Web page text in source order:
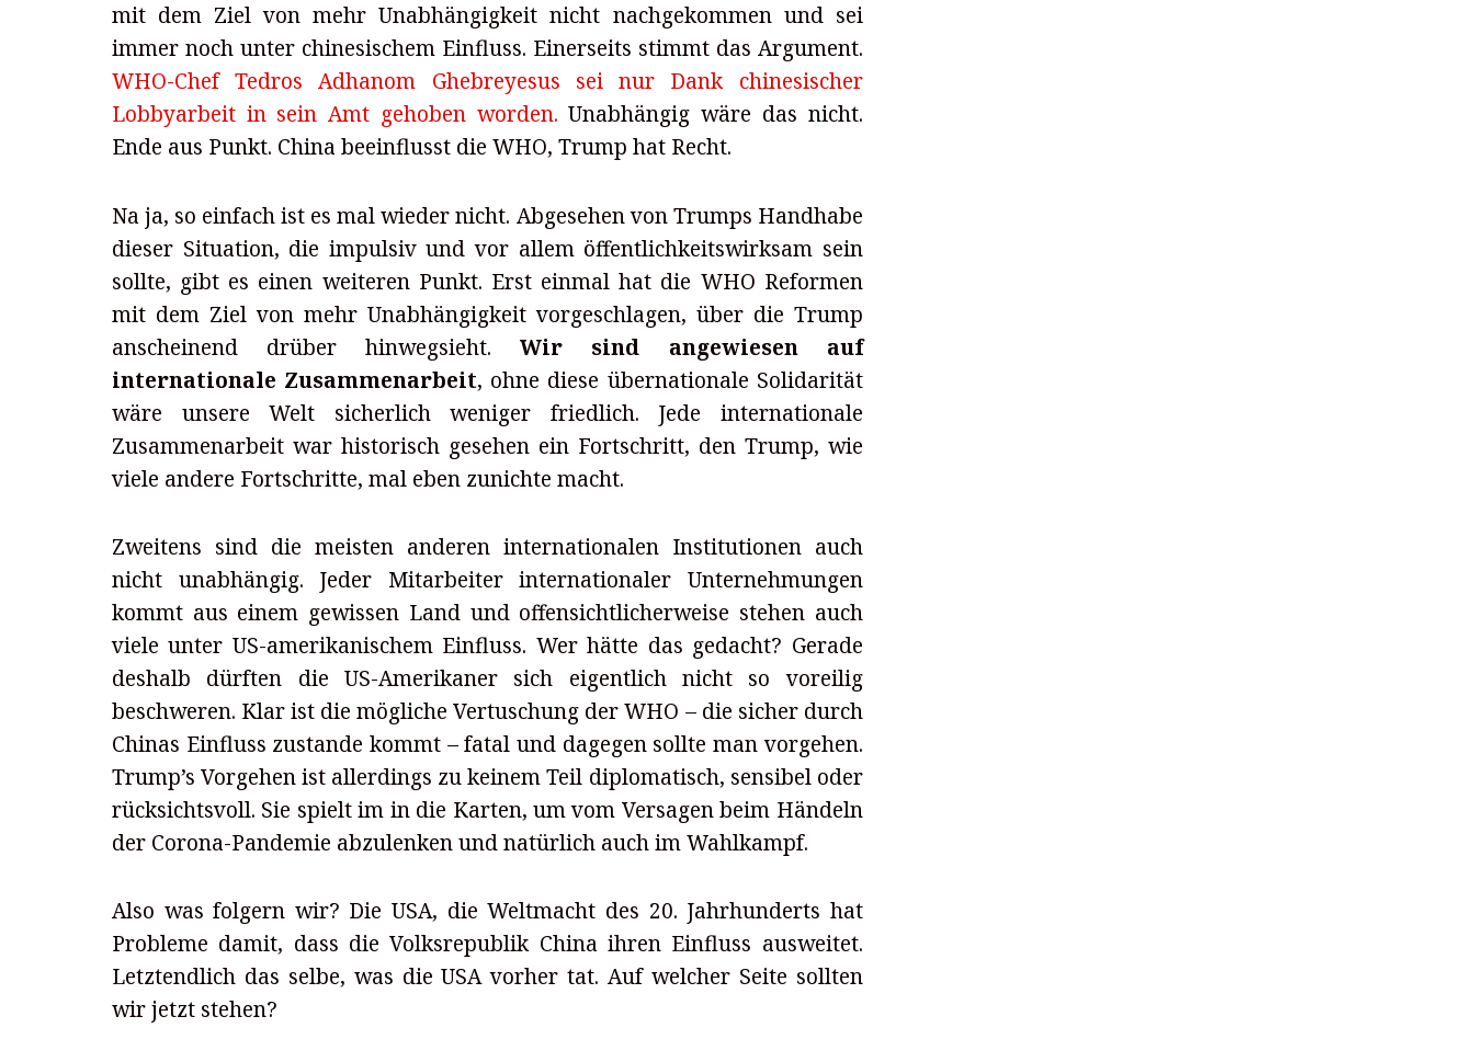
mit dem Ziel von mehr Unabhängigkeit nicht nachgekommen und sei
immer noch unter chinesischem Einfluss. Einerseits stimmt das Argument.
WHO-Chef Tedros Adhanom Ghebreyesus sei nur Dank chinesischer
Lobbyarbeit in sein Amt gehoben worden. Unabhängig wäre das nicht.
Ende aus Punkt. China beeinflusst die WHO, Trump hat Recht.
Na ja, so einfach ist es mal wieder nicht. Abgesehen von Trumps Handhabe
dieser Situation, die impulsiv und vor allem öffentlichkeitswirksam sein
sollte, gibt es einen weiteren Punkt. Erst einmal hat die WHO Reformen
mit dem Ziel von mehr Unabhängigkeit vorgeschlagen, über die Trump
anscheinend drüber hinwegsieht.Wir sind angewiesen auf
internationale Zusammenarbeit, ohne diese übernationale Solidarität
wäre unsere Welt sicherlich weniger friedlich. Jede internationale
Zusammenarbeit war historisch gesehen ein Fortschritt, den Trump, wie
viele andere Fortschritte, mal eben zunichte macht.
Zweitens sind die meisten anderen internationalen Institutionen auch
nicht unabhängig. Jeder Mitarbeiter internationaler Unternehmungen
kommt aus einem gewissen Land und offensichtlicherweise stehen auch
viele unter US-amerikanischem Einfluss. Wer hätte das gedacht? Gerade
deshalb dürften die US-Amerikaner sich eigentlich nicht so voreilig
beschweren. Klar ist die mögliche Vertuschung der WHO – die sicher durch
Chinas Einfluss zustande kommt – fatal und dagegen sollte man vorgehen.
Trump’s Vorgehen ist allerdings zu keinem Teil diplomatisch, sensibel oder
rücksichtsvoll. Sie spielt im in die Karten, um vom Versagen beim Händeln
der Corona-Pandemie abzulenken und natürlich auch im Wahlkampf.
Also was folgern wir? Die USA, die Weltmacht des 20. Jahrhunderts hat
Probleme damit, dass die Volksrepublik China ihren Einfluss ausweitet.
Letztendlich das selbe, was die USA vorher tat. Auf welcher Seite sollten
wir jetzt stehen?